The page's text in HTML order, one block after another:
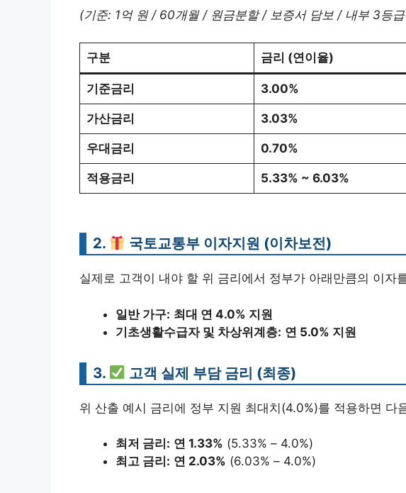
(기준: 1억 원 / 60개월 / 원금분할 / 보증서 담보 / 내부 3등
구분 금리 (연이율)
기준금리 3.00%
가산금리 3.03%
우대금리 0.70%
적용금리 5.33% ~ 6.03%
2. 국토교통부 이자지원 (이차보전)
실제로 고객이 내야 할 위 금리에서 정부가 아래만큼의 이자
일반 가구: 최대 연 4.0% 지원
기초생활수급자 및 차상위계층: 연 5.0% 지원
3. 고객 실제 부담 금리 (최종)
위 산출 예시 금리에 정부 지원 최대치(4.0%)를 적용하면 다
최저 금리: 연 1.33% (5.33% – 4.0%)
최고 금리: 연 2.03% (6.03% – 4.0%)